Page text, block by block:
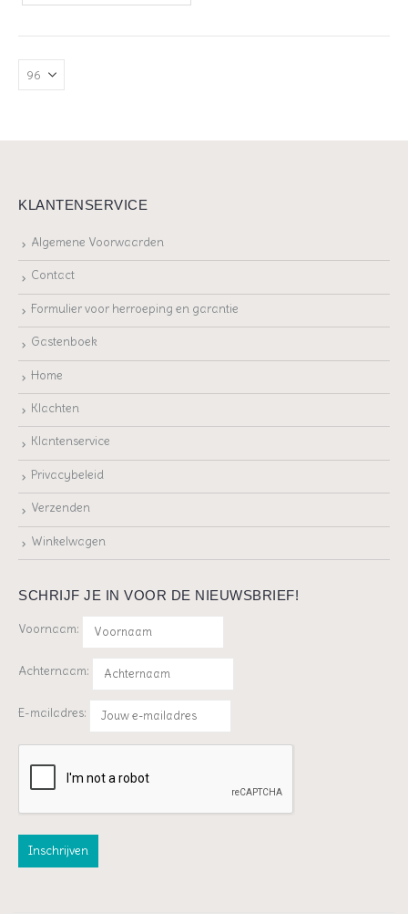
KLANTENSERVICE
Algemene Voorwaarden
Contact
Formulier voor herroeping en garantie
Gastenboek
Home
Klachten
Klantenservice
Privacybeleid
Verzenden
Winkelwagen
SCHRIJF JE IN VOOR DE NIEUWSBRIEF!
Voornaam:
Achternaam:
E-mailadres: